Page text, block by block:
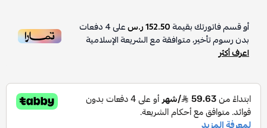
أو قسم فاتورتك بقيمة152.50 ر.س على4دفعات
بدون رسوم تأخير، متوافقة مع الشريعة الإسلامية
اعرف أكثر